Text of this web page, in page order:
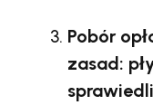
Pobór
zasad: